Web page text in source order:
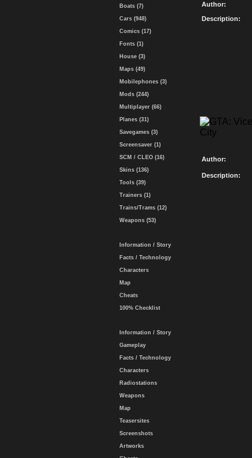
Boats (7)
Cars (948)
Comics (17)
Fonts (1)
House (3)
Maps (49)
Mobilephones (3)
Mods (244)
Multiplayer (66)
Planes (31)
Savegames (3)
Screensaver (1)
SCM / CLEO (16)
Skins (136)
Tools (39)
Trainers (1)
Trains/Trams (12)
Weapons (53)
Information / Story
Facts / Technology
Characters
Map
Cheats
100% Checklist
Information / Story
Gameplay
Facts / Technology
Characters
Radiostations
Weapons
Map
Teasersites
Screenshots
Artworks
Author:
Description:
Author:
Description: